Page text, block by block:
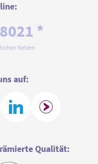
*
Netzen
auf:
Qualität: